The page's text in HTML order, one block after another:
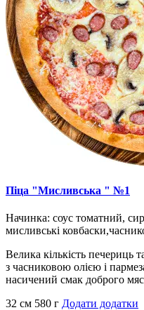
Піца "Мисливська " №1
Начинка: соус томатний,
мисливські
Велика кількість печериць
з часниковою олією і
насичений смак доброго
32 см 580 г Додати додатки